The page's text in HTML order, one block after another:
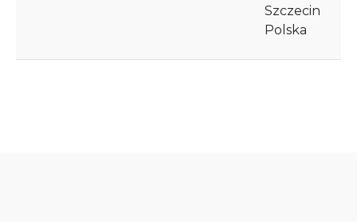
Szczecin
Polska